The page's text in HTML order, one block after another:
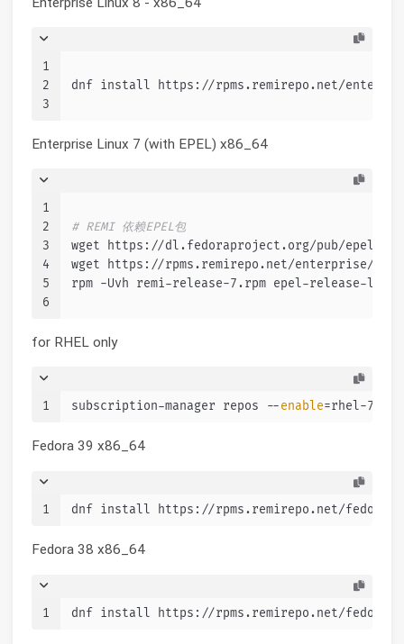
1
2
3
dnf install https://rpms.remirepo.net/
Enterprise Linux 7 (with EPEL) x86_64
1
2
3
4
5
6
# REMI 依赖EPEL包
wget https://dl.fedoraproject.org/pub/epel/
wget https://rpms.remirepo.net/enterprise/
rpm -Uvh remi-release-7.rpm epel-release-
for RHEL only
1 subscription-manager repos --enable=rhel-7-
Fedora 39 x86_64
1 dnf install https://rpms.remirepo.net/fedora/
Fedora 38 x86_64
1 dnf install https://rpms.remirepo.net/fedora/